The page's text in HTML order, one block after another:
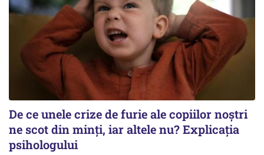
De ce unele crize de furie ale copiilor noștri
ne scot din minți, iar altele nu? Explicația
psihologului